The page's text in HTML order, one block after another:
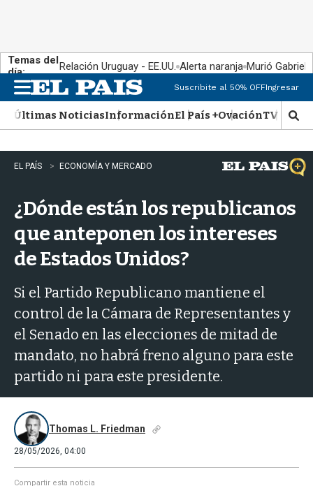
Temas del
día:
Relación Uruguay - EE.UU. Alerta naranja Murió Gabriel
n
u
Suscribite al 50% OFFIngresar
Últimas NoticiasInformaciónEl País +OvaciónTV Show
M
o
s
t
r
r
b
EL PAÍS ECONOMÍA Y MERCADO
¿Dónde están los republicanos
que anteponen los intereses
de Estados Unidos?
Si el Partido Republicano mantiene el
control de la Cámara de Representantes y
el Senado en las elecciones de mitad de
mandato, no habrá freno alguno para este
partido ni para este presidente.
Thomas L. Friedman
28/05/2026, 04:00
Compartir esta noticia